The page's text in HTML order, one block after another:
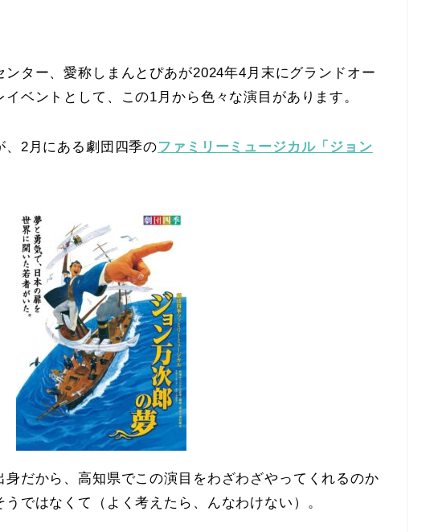
ンター、愛称しまんとぴあが2024年4月末にグランドオー
ベントとして、この1月から色々な演目があります。
、2月にある劇団四季のファミリーミュージカル「ジョン
身だから、高知県でこの演目をわざわざやってくれるのか
ではなくて（よく考えたら、んなわけない）。